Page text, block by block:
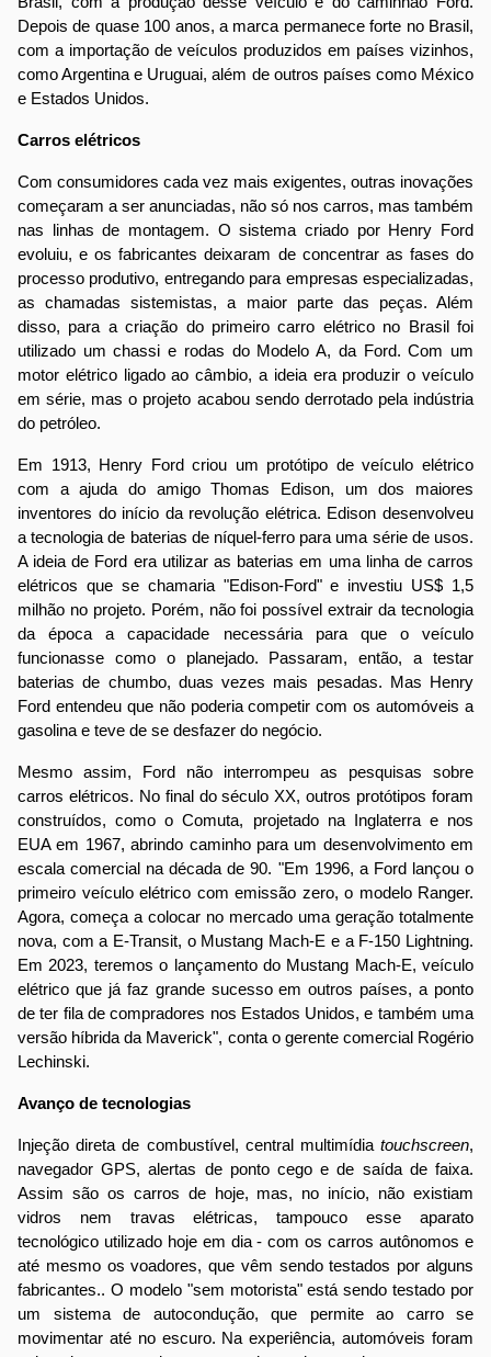
Depois de quase 100 anos, a marca permanece forte no Brasil,
com a importação de veículos produzidos em países vizinhos,
como Argentina e Uruguai, além de outros países como México
e Estados Unidos.
Carros elétricos
Com consumidores cada vez mais exigentes, outras inovações
começaram a ser anunciadas, não só nos carros, mas também
nas linhas de montagem. O sistema criado por Henry Ford
evoluiu, e os fabricantes deixaram de concentrar as fases do
processo produtivo, entregando para empresas especializadas,
as chamadas sistemistas, a maior parte das peças. Além
disso, para a criação do primeiro carro elétrico no Brasil foi
utilizado um chassi e rodas do Modelo A, da Ford. Com um
motor elétrico ligado ao câmbio, a ideia era produzir o veículo
em série, mas o projeto acabou sendo derrotado pela indústria
do petróleo.
Em 1913, Henry Ford criou um protótipo de veículo elétrico
com a ajuda do amigo Thomas Edison, um dos maiores
inventores do início da revolução elétrica. Edison desenvolveu
a tecnologia de baterias de níquel-ferro para uma série de usos.
A ideia de Ford era utilizar as baterias em uma linha de carros
elétricos que se chamaria "Edison-Ford" e investiu US$ 1,5
milhão no projeto. Porém, não foi possível extrair da tecnologia
da época a capacidade necessária para que o veículo
funcionasse como o planejado. Passaram, então, a testar
baterias de chumbo, duas vezes mais pesadas. Mas Henry
Ford entendeu que não poderia competir com os automóveis a
gasolina e teve de se desfazer do negócio.
Mesmo assim, Ford não interrompeu as pesquisas sobre
carros elétricos. No final do século XX, outros protótipos foram
construídos, como o Comuta, projetado na Inglaterra e nos
EUA em 1967, abrindo caminho para um desenvolvimento em
escala comercial na década de 90. "Em 1996, a Ford lançou o
primeiro veículo elétrico com emissão zero, o modelo Ranger.
Agora, começa a colocar no mercado uma geração totalmente
nova, com a E-Transit, o Mustang Mach-E e a F-150 Lightning.
Em 2023, teremos o lançamento do Mustang Mach-E, veículo
elétrico que já faz grande sucesso em outros países, a ponto
de ter fila de compradores nos Estados Unidos, e também uma
versão híbrida da Maverick", conta o gerente comercial Rogério
Lechinski.
Avanço de tecnologias
Injeção direta de combustível, central multimídia touchscreen,
navegador GPS, alertas de ponto cego e de saída de faixa.
Assim são os carros de hoje, mas, no início, não existiam
vidros nem travas elétricas, tampouco esse aparato
tecnológico utilizado hoje em dia - com os carros autônomos e
até mesmo os voadores, que vêm sendo testados por alguns
fabricantes.. O modelo "sem motorista" está sendo testado por
um sistema de autocondução, que permite ao carro se
movimentar até no escuro. Na experiência, automóveis foram